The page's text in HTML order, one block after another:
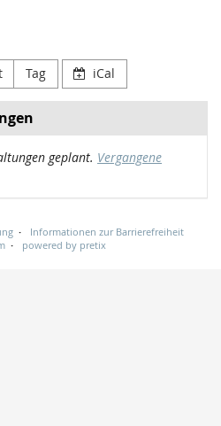
Tag iCal
geplant. Vergangene
Informationen zur Barrierefreiheit
powered by pretix